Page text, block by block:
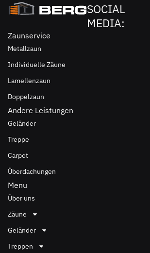
SOCIAL
MEDIA:
Zaunservice
Metallzaun
Individuelle Zäune
Lamellenzaun
Doppelzaun
Andere Leistungen
Geländer
Treppe
Carpot
Überdachungen
Menu
Über uns
Zäune
Geländer
Treppen